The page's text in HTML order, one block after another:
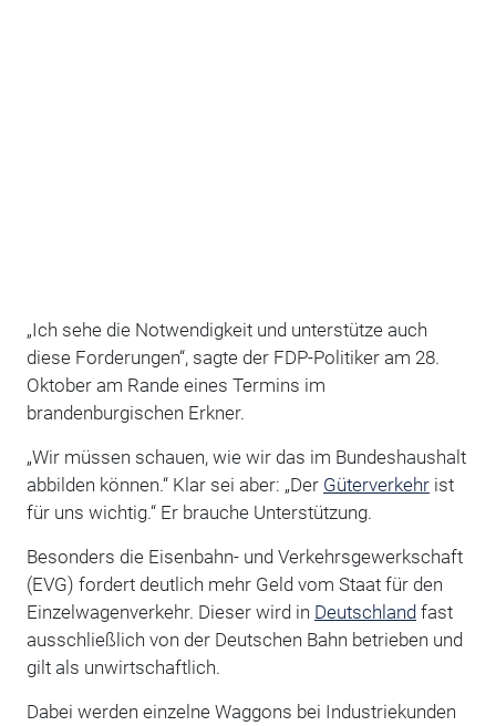
„Ich sehe die Notwendigkeit und unterstütze auch
diese Forderungen“, sagte der FDP-Politiker am 28.
Oktober am Rande eines Termins im
brandenburgischen Erkner.
„Wir müssen schauen, wie wir das im Bundeshaushalt
abbilden können.“ Klar sei aber: „Der Güterverkehrist
für uns wichtig.“ Er brauche Unterstützung.
Besonders die Eisenbahn- und Verkehrsgewerkschaft
(EVG) fordert deutlich mehr Geld vom Staat für den
Einzelwagenverkehr. Dieser wird in Deutschlandfast
ausschließlich von der Deutschen Bahn betrieben und
gilt als unwirtschaftlich.
Dabei werden einzelne Waggons bei Industriekunden